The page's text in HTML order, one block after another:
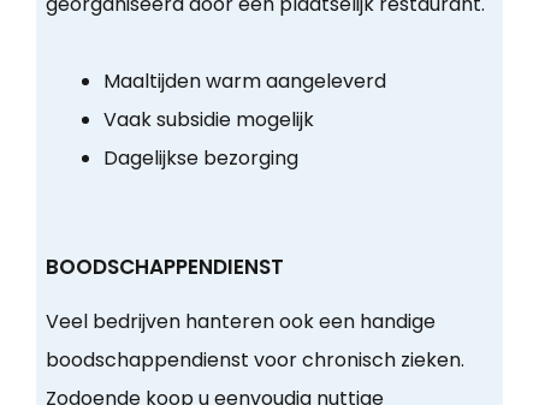
Maaltijden warm aangeleverd
Vaak subsidie mogelijk
Dagelijkse bezorging
BOODSCHAPPENDIENST
Veel bedrijven hanteren ook een handige
boodschappendienst voor chronisch zieken.
Zodoende koop u eenvoudig nuttige